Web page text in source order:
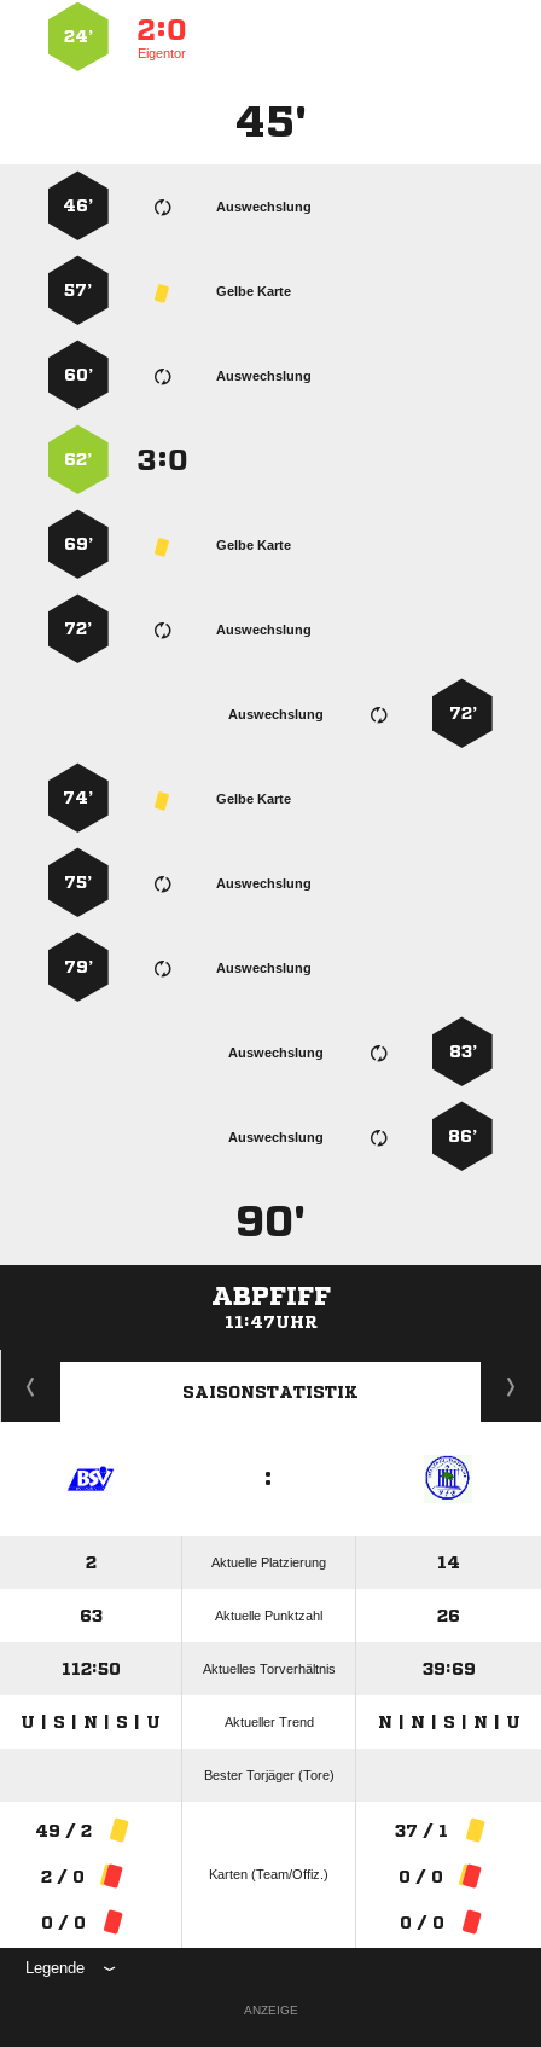
:
Eigentor
24’
45'
Auswechslung
46’
Gelbe Karte
57’
Auswechslung
60’
:
62’
Gelbe Karte
69’
Auswechslung
72’
72’
Auswechslung
Gelbe Karte
74’
Auswechslung
75’
Auswechslung
79’
83’
Auswechslung
86’
Auswechslung
90'
ABPFIFF
11:47UHR
ANZEIGE
SAISONSTATISTIK
:
2 Aktuelle Platzierung 14
63 Aktuelle Punktzahl 26
112:50 Aktuelles Torverhältnis 39:69
U | S | N | S | U Aktueller Trend N | N | S | N | U
Bester Torjäger (Tore)
49 / 2
2 / 0
0 / 0
Karten (Team/Offiz.)
37 / 1
0 / 0
0 / 0
Legende
ANZEIGE